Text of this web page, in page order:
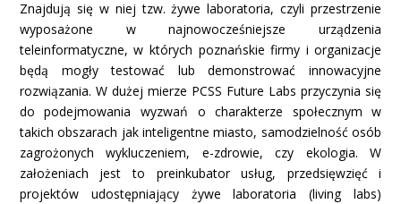
Znajdują się w niej tzw. żywe laboratoria, czyli przestrzenie
wyposażone w najnowocześniejsze urządzenia
teleinformatyczne, w których poznańskie firmy i organizacje
będą mogły testować lub demonstrować innowacyjne
rozwiązania. W dużej mierze PCSS Future Labs przyczynia się
do podejmowania wyzwań o charakterze społecznym w
takich obszarach jak inteligentne miasto, samodzielność osób
zagrożonych wykluczeniem, e-zdrowie, czy ekologia. W
założeniach jest to preinkubator usług, przedsięwzięć i
projektów udostępniający żywe laboratoria (living labs)